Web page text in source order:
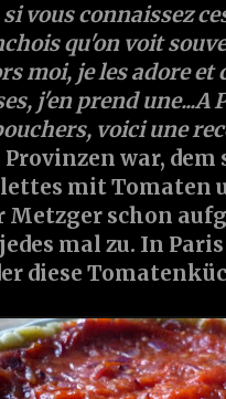
si vous connaissez
qu'on voit
moi, je les adore et
j'en prend une...A
voici une
war,
mit Tomaten
Metzger schon
mal zu. In
diese